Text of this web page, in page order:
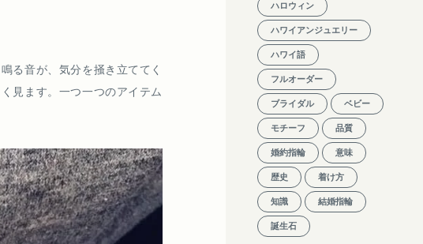
る音が、気分を掻き立ててく
見ます。一つ一つのアイテム
ハロウィン
ハワイアンジュエリー
ハワイ語
フルオーダー
ブライダル ベビー
モチーフ 品質
婚約指輪 意味
歴史 着け方
知識 結婚指輪
誕生石